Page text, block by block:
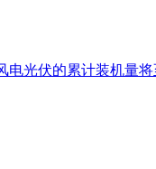
光伏的累计装机量